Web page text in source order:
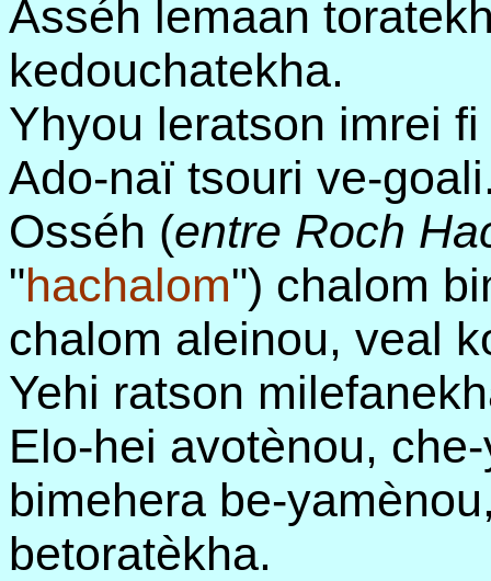
Asséh lemaan
kedouchatekha.
Yhyou leratson imrei
Ado-naï tsouri ve-
Osséh (entre Roch
"hachalom") chalom
chalom aleinou, veal
Yehi ratson
Elo-hei avotènou,
bimehera be-
betoratèkha.